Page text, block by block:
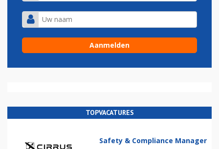
TOPVACATURES
Safety & Compliance Manager